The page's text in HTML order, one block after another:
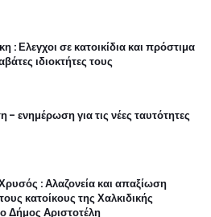
: Ελεγχοι σε κατοικίδια και πρόστιμα
ιδιοκτήτες τους
- ενημέρωση για τις νέες ταυτότητες
: Αλαζονεία και απαξίωση
κατοίκους της Χαλκιδικής
ο Δήμος Αριστοτέλη